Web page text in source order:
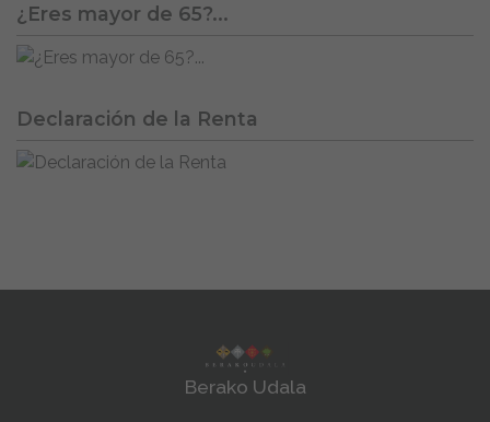
¿Eres mayor de 65?...
Declaración de la Renta
Berako Udala